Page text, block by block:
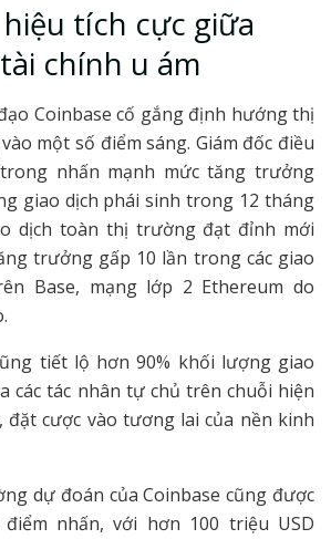
tích cực giữa
chính u ám
Coinbase cố gắng định hướng thị
một số điểm sáng. Giám đốc điều
nhấn mạnh mức tăng trưởng
giao dịch phái sinh trong 12 tháng
dịch toàn thị trường đạt đỉnh mới
trưởng gấp 10 lần trong các giao
Base, mạng lớp 2 Ethereum do
tiết lộ hơn 90% khối lượng giao
các tác nhân tự chủ trên chuỗi hiện
đặt cược vào tương lai của nền kinh
dự đoán của Coinbase cũng được
nhấn, với hơn 100 triệu USD